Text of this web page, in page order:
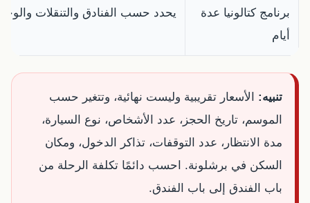
برنامج كتالونيا عدة
أيام
يحدد حسب الفنادق والتنقلات
تنبيه: الأسعار تقريبية وليست نهائية، وتتغير حسب
الموسم، تاريخ الحجز، عدد الأشخاص، نوع السيارة،
مدة الانتظار، عدد التوقفات، تذاكر الدخول، ومكان
السكن في برشلونة. احسب دائمًا تكلفة الرحلة من
باب الفندق إلى باب الفندق.